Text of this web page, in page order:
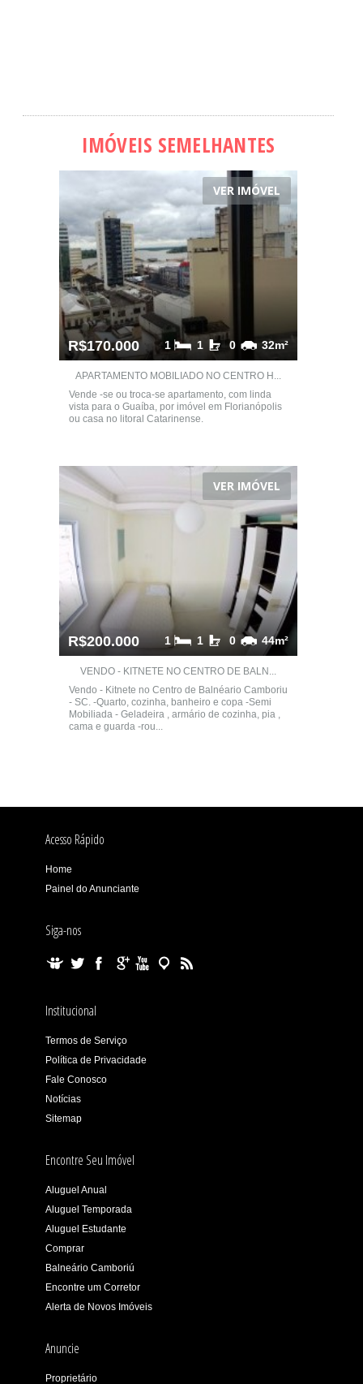
IMÓVEIS SEMELHANTES
VER IMÓVEL
R$170.000 32m²
0
1
1
APARTAMENTO MOBILIADO NO CENTRO H...
Vende -se ou troca-se apartamento, com linda
vista para o Guaíba, por imóvel em Florianópolis
ou casa no litoral Catarinense.
VER IMÓVEL
R$200.000 44m²
0
1
1
VENDO - KITNETE NO CENTRO DE BALN...
Vendo - Kitnete no Centro de Balnéario Camboriu
- SC. -Quarto, cozinha, banheiro e copa -Semi
Mobiliada - Geladeira , armário de cozinha, pia ,
cama e guarda -rou...
Acesso Rápido
Home
Painel do Anunciante
Siga-nos
Institucional
Termos de Serviço
Política de Privacidade
Fale Conosco
Notícias
Sitemap
Encontre Seu Imóvel
Aluguel Anual
Aluguel Temporada
Aluguel Estudante
Comprar
Balneário Camboriú
Encontre um Corretor
Alerta de Novos Imóveis
Anuncie
Proprietário